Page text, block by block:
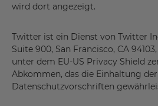
wird dort angezeigt.
Twitter ist ein Dienst von Twitter
Suite 900, San Francisco, CA
unter dem EU-US Privacy Shield
Abkommen, das die Einhaltung
Datenschutzvorschriften